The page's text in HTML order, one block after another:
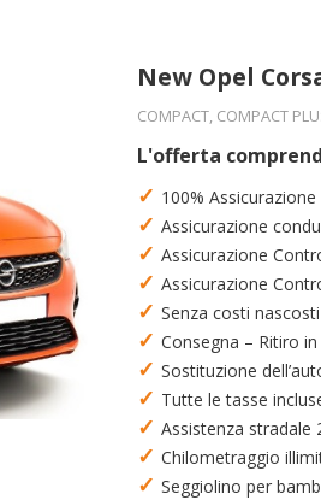
New Opel
COMPACT, COMPACT
L'offerta
✓ 100%
✓ Assicurazione
✓ Assicurazione
✓ Assicurazione
✓ Senza costi nascosti
✓ Consegna – Ritiro in
✓ Sostituzione
✓ Tutte le tasse
✓ Assistenza stradale
✓ Chilometraggio
✓ Seggiolino per